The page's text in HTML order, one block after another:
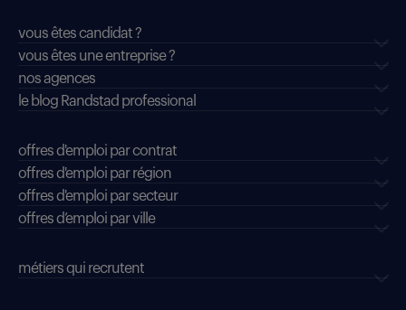
vous êtes candidat ?
vous êtes une entreprise ?
nos agences
le blog Randstad professional
offres d'emploi par contrat
offres d'emploi par région
offres d'emploi par secteur
offres d’emploi par ville
métiers qui recrutent